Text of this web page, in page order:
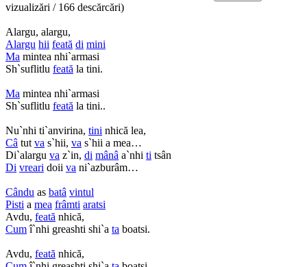
vizualizări / 166 descărcări)
Alargu, alargu,
Alargu hii feată di mini
Ma mintea nhi`armasi
Sh`suflitlu feată la tini.
Ma mintea nhi`armasi
Sh`suflitlu feată la tini..
Nu`nhi ti`anvirina, tini nhică lea,
Câ tut va s`hii, va s`hii a mea…
Di`alargu va z`in, di mânâ a`nhi ti tsân
Di vreari doii va ni`azburâm…
Cându as batâ vintul
Pisti a mea frâmti aratsi
Avdu, feată nhică,
Cumî`nhi greashti shi`a ta boatsi.
Avdu, feată nhică,